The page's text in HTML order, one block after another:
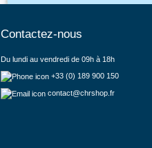
Contactez-nous
Du lundi au vendredi de 09h à 18h
+33 (0) 189 900 150
contact@chrshop.fr